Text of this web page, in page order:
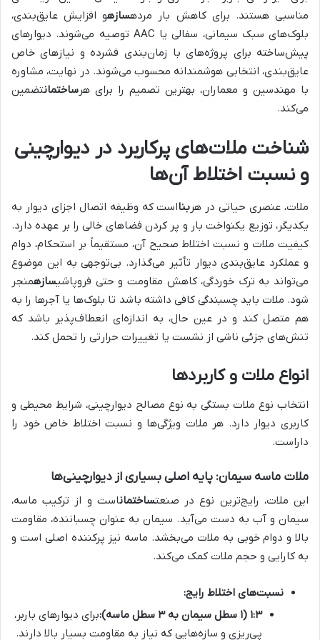
مناسبی هستند. برای کاهش بار مردهسازهو افزایش عایق‌بندی،
بلوک‌های سبک سیمانی، سفالی یا AAC توصیه می‌شوند. دیوارهای
پیش‌ساخته برای پروژه‌های با زمان‌بندی فشرده و نیازهای خاص
عایق‌بندی، انتخابی هوشمندانه محسوب می‌شوند. در نهایت، مشاوره
با مهندسین و معماران، بهترین تصمیم را برای هرساختمانتضمین
می‌کند.
شناخت ملات‌های پرکاربرد در دیوارچینی
و نسبت اختلاط آن‌ها
ملات، عنصری حیاتی در هربنااست که وظیفه اتصال اجزای دیوار به
یکدیگر، توزیع یکنواخت بار و پر کردن فضاهای خالی را بر عهده دارد.
کیفیت ملات و نسبت اختلاط صحیح آن، مستقیماً بر استحکام، دوام
و عملکرد عایق‌بندی دیوار تأثیر می‌گذارد. بی‌توجهی به این موضوع
می‌تواند به ترک خوردگی، کاهش مقاومت و حتی فروپاشیسازهمنجر
شود. ملات باید چسبندگی کافی داشته باشد تا بلوک‌ها یا آجرها را به
هم متصل کند و در عین حال، به اندازه‌ای انعطاف‌پذیر باشد که
تنش‌های جزئی ناشی از نشست یا تغییرات حرارتی را تحمل کند.
انواع ملات و کاربردها
انتخاب نوع ملات بستگی به نوع مصالح دیوارچینی، شرایط محیطی و
کاربری دیوار دارد. هر ملات ویژگی‌ها و نسبت اختلاط خاص خود را
داراست.
ملات ماسه سیمان: پایه اصلی بسیاری از دیوارچینی‌ها
این ملات، رایج‌ترین نوع در صنعتساختماناست و از ترکیب ماسه،
سیمان و آب به دست می‌آید. سیمان به عنوان چسباننده، مقاومت
بالا و دوام خوبی به ملات می‌بخشد. ماسه نیز پرکننده اصلی است و
به کارایی و حجم ملات کمک می‌کند.
نسبت‌های اختلاط رایج:
۱:۳ (۱ سطل سیمان به ۳ سطل ماسه):
برای دیوارهای باربر،
پی‌ریزی و سازه‌هایی که نیاز به مقاومت بسیار بالا دارند.